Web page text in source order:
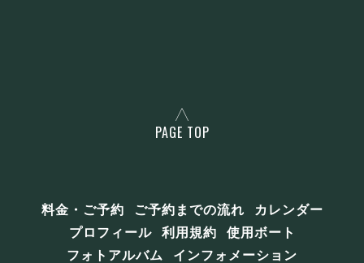
PAGE TOP
料金・ご予約 ご予約までの流れ
カレンダー
プロフィール 利用規約 使用ボート
フォトアルバム
インフォメーション